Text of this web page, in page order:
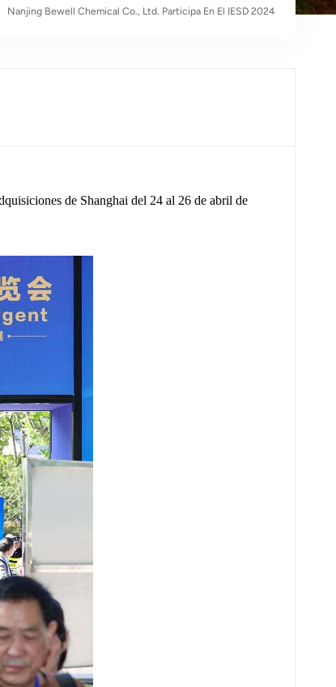
Nanjing Bewell Chemical Co., Ltd. Participa En El IESD 2024
de Shanghai del 24 al 26 de abril de